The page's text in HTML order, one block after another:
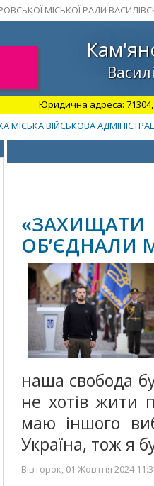
МІСЬКОЇ РАДИ
Юридична адреса: 71304,
ВІЙСЬКОВА
ОБ’ЄДНАЛИ
наша свобода
не хотів жити
маю іншого
Україна, тож я
Вівторок, 01 Жовтня 2024